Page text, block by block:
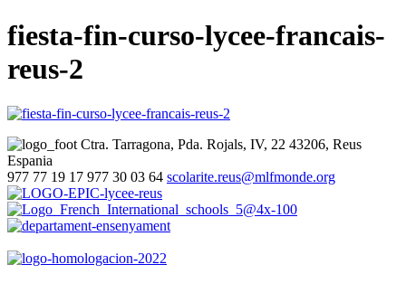
fiesta-fin-curso-lycee-francais-
reus-2
Ctra. Tarragona, Pda. Rojals, IV, 22 43206, Reus
Espania
977 77 19 17 977 30 03 64 scolarite.reus@mlfmonde.org